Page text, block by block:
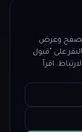
وعرض
على "قبول
اقرأ
لا يشير إلى النتائج